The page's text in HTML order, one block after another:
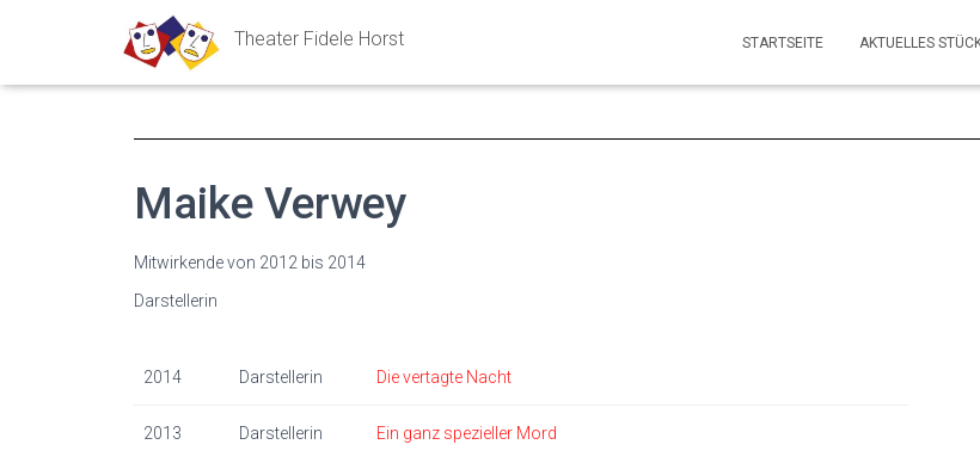
Theater Fidele Horst STARTSEITE AKTUELLES
Maike Verwey
Mitwirkende von 2012 bis 2014
Darstellerin
2014 Darstellerin Die vertagte Nacht
2013 Darstellerin Ein ganz spezieller Mord